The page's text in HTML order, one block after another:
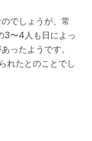
でしょうが、常
3〜4人も日によっ
ったようです。
れたとのことでし